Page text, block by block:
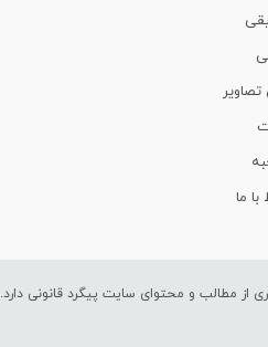
تصاویر
با ما
از مطالب و محتوای سایت پیگرد قانونی دارد.